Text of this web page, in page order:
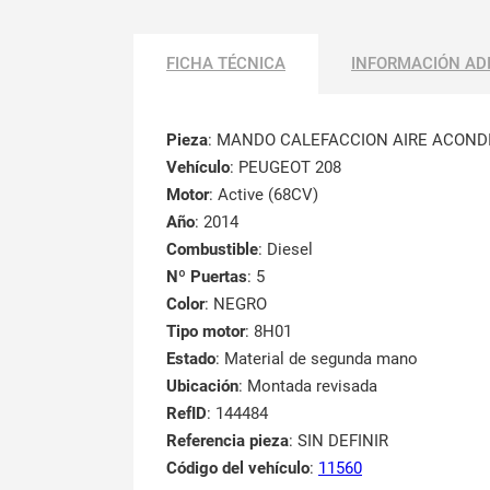
FICHA TÉCNICA INFORMACIÓN
Pieza: MANDO CALEFACCION AIRE
Vehículo: PEUGEOT 208
Motor: Active (68CV)
Año: 2014
Combustible: Diesel
Nº Puertas: 5
Color: NEGRO
Tipo motor: 8H01
Estado: Material de segunda mano
Ubicación: Montada revisada
RefID: 144484
Referencia pieza: SIN DEFINIR
Código del vehículo: 11560